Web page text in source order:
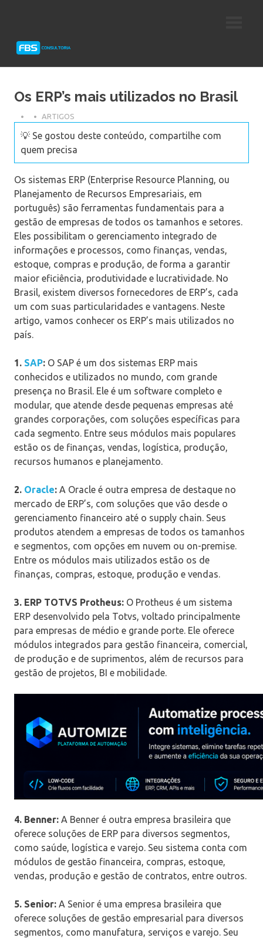
Protheus
Os ERP’s mais utilizados no Brasil
ARTIGOS
💡 Se gostou deste conteúdo, compartilhe com
quem precisa
Os sistemas ERP (Enterprise Resource Planning, ou
Planejamento de Recursos Empresariais, em
português) são ferramentas fundamentais para a
gestão de empresas de todos os tamanhos e setores.
Eles possibilitam o gerenciamento integrado de
informações e processos, como finanças, vendas,
estoque, compras e produção, de forma a garantir
maior eficiência, produtividade e lucratividade. No
Brasil, existem diversos fornecedores de ERP’s, cada
um com suas particularidades e vantagens. Neste
artigo, vamos conhecer os ERP’s mais utilizados no
país.
1. SAP: O SAP é um dos sistemas ERP mais
conhecidos e utilizados no mundo, com grande
presença no Brasil. Ele é um software completo e
modular, que atende desde pequenas empresas até
grandes corporações, com soluções específicas para
cada segmento. Entre seus módulos mais populares
estão os de finanças, vendas, logística, produção,
recursos humanos e planejamento.
2. Oracle: A Oracle é outra empresa de destaque no
mercado de ERP’s, com soluções que vão desde o
gerenciamento financeiro até o supply chain. Seus
produtos atendem a empresas de todos os tamanhos
e segmentos, com opções em nuvem ou on-premise.
Entre os módulos mais utilizados estão os de
finanças, compras, estoque, produção e vendas.
3. ERP TOTVS Protheus: O Protheus é um sistema
ERP desenvolvido pela Totvs, voltado principalmente
para empresas de médio e grande porte. Ele oferece
módulos integrados para gestão financeira, comercial,
de produção e de suprimentos, além de recursos para
gestão de projetos, BI e mobilidade.
4. Benner: A Benner é outra empresa brasileira que
oferece soluções de ERP para diversos segmentos,
como saúde, logística e varejo. Seu sistema conta com
módulos de gestão financeira, compras, estoque,
vendas, produção e gestão de contratos, entre outros.
5. Senior: A Senior é uma empresa brasileira que
oferece soluções de gestão empresarial para diversos
segmentos, como manufatura, serviços e varejo. Seu